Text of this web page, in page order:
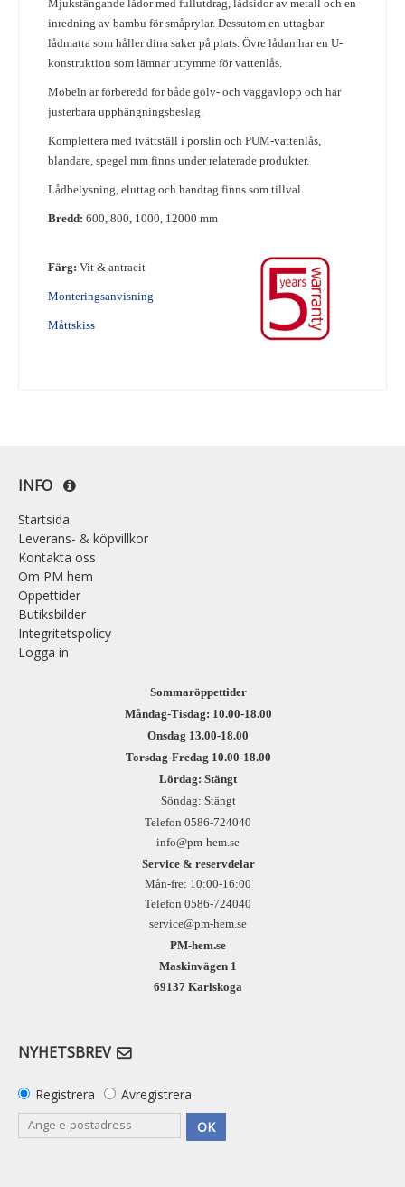
Mjukstängande lådor med fullutdrag, lådsidor av metall och en
inredning av bambu för småprylar. Dessutom en uttagbar
lådmatta som håller dina saker på plats. Övre lådan har en U-
konstruktion som lämnar utrymme för vattenlås.
Möbeln är förberedd för både golv- och väggavlopp och har
justerbara upphängningsbeslag.
Komplettera med tvättställ i porslin och PUM-vattenlås,
blandare, spegel mm finns under relaterade produkter.
Lådbelysning, eluttag och handtag finns som tillval.
Bredd: 600, 800, 1000, 12000 mm
Färg: Vit & antracit
Monteringsanvisning
Måttskiss
INFO
Startsida
Leverans- & köpvillkor
Kontakta oss
Om PM hem
Öppettider
Butiksbilder
Integritetspolicy
Logga in
Sommaröppettider
Måndag-Tisdag: 10.00-18.00
Onsdag 13.00-18.00
Torsdag-Fredag 10.00-18.00
Lördag: Stängt
Söndag: Stängt
Telefon 0586-724040
info@pm-hem.se
Service & reservdelar
Mån-fre: 10:00-16:00
Telefon 0586-724040
service@pm-hem.se
PM-hem.se
Maskinvägen 1
69137 Karlskoga
NYHETSBREV
Registrera
Avregistrera
OK